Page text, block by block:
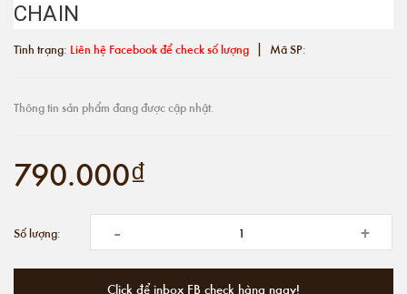
CHAIN
Tình trạng: Liên hệ Facebook để check số lượng | Mã SP:
Thông tin sản phẩm đang được cập nhật.
790.000₫
Số lượng: - +
Click để inbox FB check hàng ngay!